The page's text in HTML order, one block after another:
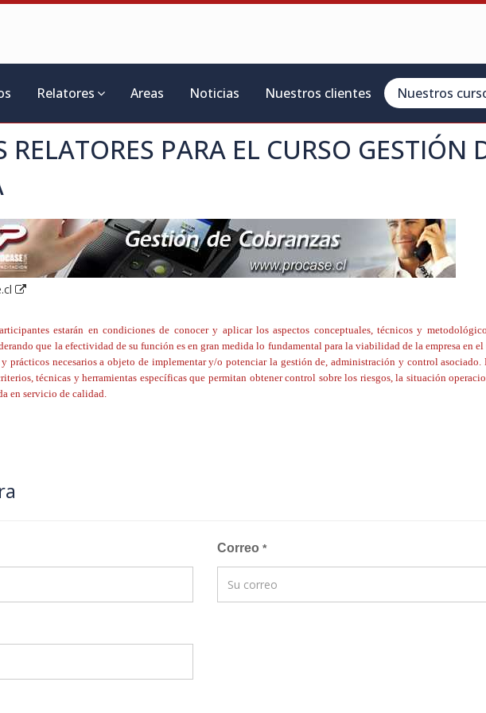
Relatores Areas Noticias Nuestros clientes Nuestros
RELATORES PARA EL CURSO GESTIÓN
estarán en condiciones de conocer y aplicar los aspectos conceptuales, técnicos y
que la efectividad de su función es en gran medida lo fundamental para la viabilidad de la empresa en
prácticos necesarios a objeto de implementar y/o potenciar la gestión de, administración y control asociado.
técnicas y herramientas específicas que permitan obtener control sobre los riesgos, la situación
en servicio de calidad.
Correo *